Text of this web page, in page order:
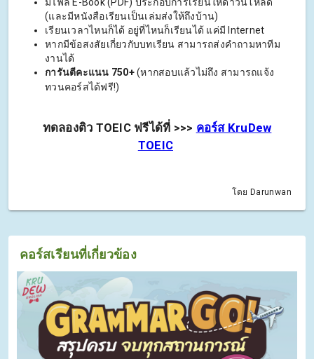
มีไฟล์ E-Book (PDF) ประกอบการเรียนให้ดาวน์โหลด
(และมีหนังสือเรียนเป็นเล่มส่งให้ถึงบ้าน)
เรียนเวลาไหนก็ได้ อยู่ที่ไหนก็เรียนได้ แค่มี Internet
หากมีข้อสงสัยเกี่ยวกับบทเรียน สามารถส่งคำถามหาทีม
งานได้
การันตีคะแนน 750+(หากสอบแล้วไม่ถึง สามารถแจ้ง
ทวนคอร์สได้ฟรี!)
ทดลองติว TOEIC ฟรีได้ที่ >>> คอร์ส KruDew
TOEIC
โดย Darunwan
คอร์สเรียนที่เกี่ยวข้อง